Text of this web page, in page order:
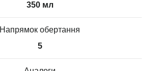
350 мл
Напрямок обертання
5